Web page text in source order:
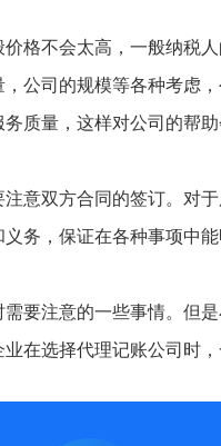
格不会太高，一般纳税
公司的规模等各种考虑
质量，这样对公司的帮
意双方合同的签订。对
务，保证在各种事项中
要注意的一些事情。但
在选择代理记账公司时